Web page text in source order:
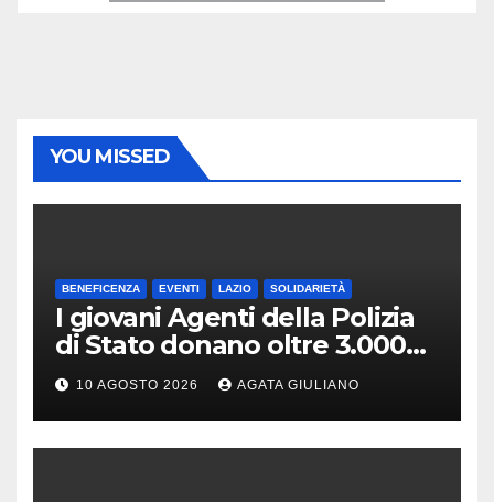
YOU MISSED
BENEFICENZA EVENTI LAZIO SOLIDARIETÀ
I giovani Agenti della Polizia
di Stato donano oltre 3.000
euro in beneficenza:
solidarietà al Piano Marco
Valerio e ai bambini del
reparto di Pediatria
10 AGOSTO 2026 AGATA GIULIANO